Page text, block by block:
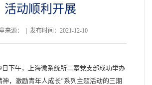
活动顺利开展
来源： | 发布时间：2021-12-10
日下午，上海微系统所二室党支部成功举办
神，激励青年人成长”系列主题活动的三期